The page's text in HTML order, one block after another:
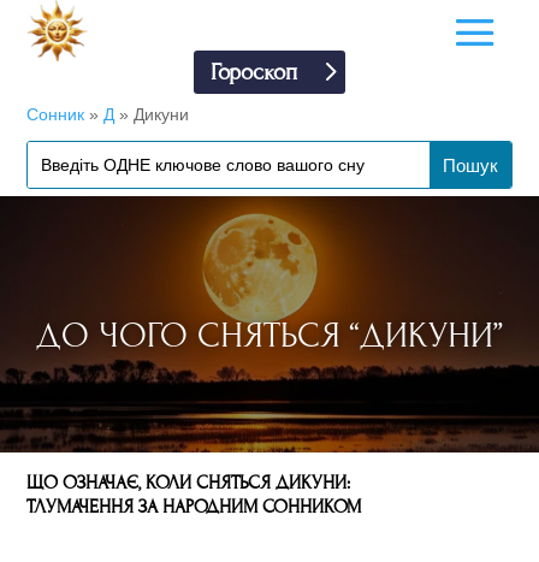
Гороскоп
Сонник » Д » Дикуни
ДО ЧОГО СНЯТЬСЯ “ДИКУНИ”
ЩО ОЗНАЧАЄ, КОЛИ СНЯТЬСЯ ДИКУНИ:
ТЛУМАЧЕННЯ ЗА НАРОДНИМ СОННИКОМ